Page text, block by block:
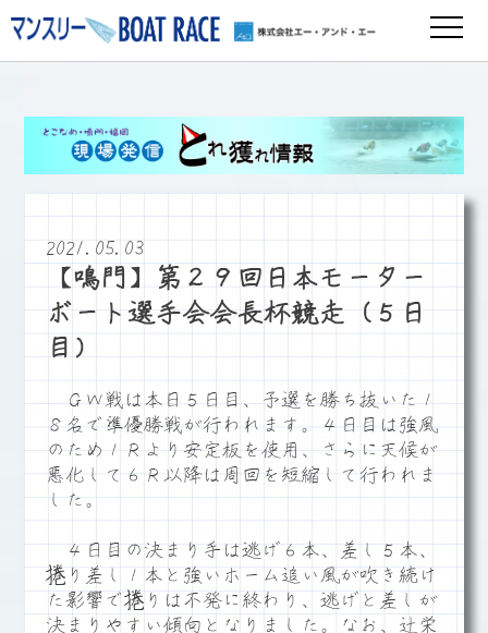
2021.05.03
【鳴門】第２９回日本モーター
ボート選手会会長杯競走（５日
目）
ＧＷ戦は本日５日目、予選を勝ち抜いた１
８名で準優勝戦が行われます。４日目は強風
のため１Ｒより安定板を使用、さらに天候が
悪化して６Ｒ以降は周回を短縮して行われま
した。
４日目の決まり手は逃げ６本、差し５本、
捲り差し１本と強いホーム追い風が吹き続け
た影響で捲りは不発に終わり、逃げと差しが
決まりやすい傾向となりました。なお、辻栄